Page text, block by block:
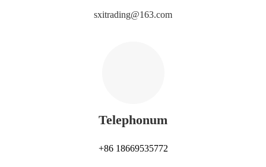
sxitrading@163.com
Telephonum
+86 18669535772